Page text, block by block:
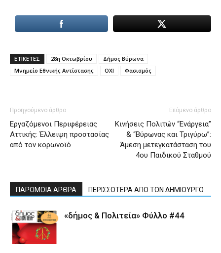
ΕΤΙΚΕΤΕΣ 28η Οκτωβρίου
Δήμος Βύρωνα
Μνημείο Εθνικής Αντίστασης
ΟΧΙ Φασισμός
Προηγούμενο άρθρο
Εργαζόμενοι Περιφέρειας
Αττικής: Έλλειψη προστασίας
από τον κορωνοϊό
Επόμενο άρθρο
Κινήσεις Πολιτών “Ενάργεια”
& “Βύρωνας και Τριγύρω”:
Άμεση μετεγκατάσταση του
4ου Παιδικού Σταθμού
ΠΑΡΟΜΟΙΑ ΑΡΘΡΑ ΠΕΡΙΣΣΟΤΕΡΑ ΑΠΟ ΤΟΝ ΔΗΜΙΟΥΡΓΟ
«δήμος & Πολιτεία» Φύλλο #44